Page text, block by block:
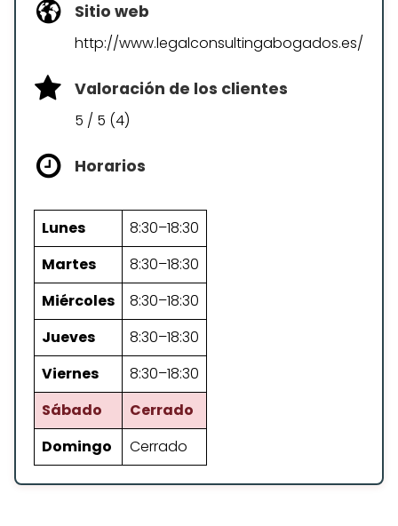
Sitio web
http://www.legalconsultingabogados.es/
Valoración de los clientes
5 / 5 (4)
Horarios
Lunes
8:30–18:30
Martes
8:30–18:30
Miércoles
8:30–18:30
Jueves
8:30–18:30
Viernes
8:30–18:30
Sábado
Cerrado
Domingo
Cerrado